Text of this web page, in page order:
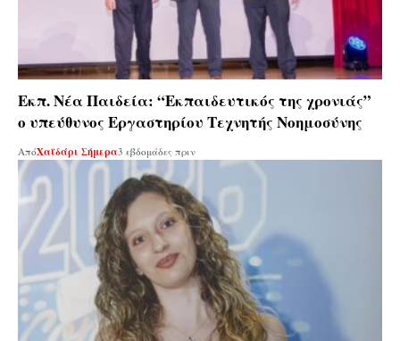
Εκπ. Νέα Παιδεία: “Εκπαιδευτικός της χρονιάς”
ο υπεύθυνος Εργαστηρίου Τεχνητής Νοημοσύνης
ΑπόΧαϊδάρι Σήμερα3 εβδομάδες πριν